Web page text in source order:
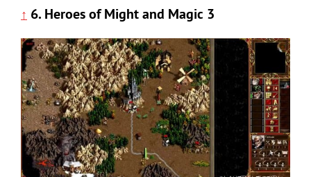
↑ 6. Heroes of Might and Magic 3